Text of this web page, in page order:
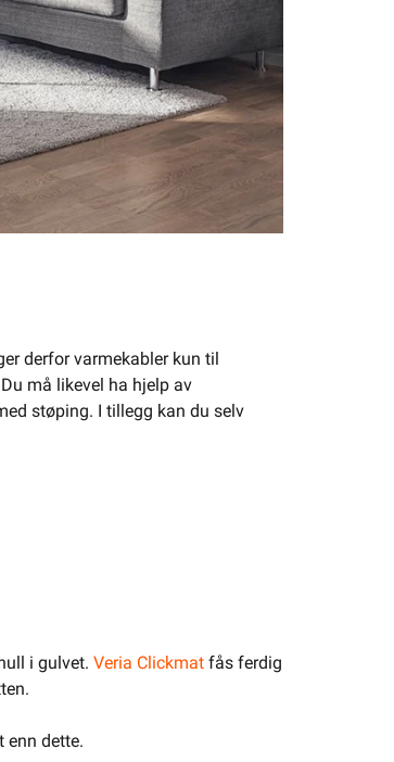
derfor varmekabler kun til
må likevel ha hjelp av
støping. I tillegg kan du selv
i gulvet. Veria Clickmat fås ferdig
enn dette.